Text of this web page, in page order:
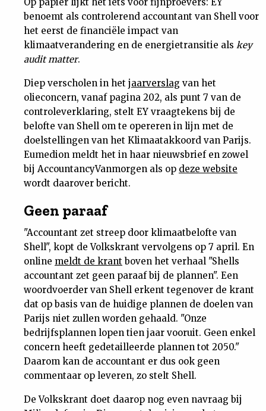
Tuchtrecht
Magazine
Podcast
Dossiers
Nieuwsbrief
Contact
benoemt als controlerend accountant van Shell voor
het eerst de financiële impact van
klimaatverandering en de energietransitie als key
audit matter.
Diep verscholen in het jaarverslag van het
olieconcern, vanaf pagina 202, als punt 7 van de
controleverklaring, stelt EY vraagtekens bij de
belofte van Shell om te opereren in lijn met de
doelstellingen van het Klimaatakkoord van Parijs.
Eumedion meldt het in haar nieuwsbrief en zowel
bij AccountancyVanmorgen als op deze website
wordt daarover bericht.
Geen paraaf
"Accountant zet streep door klimaatbelofte van
Shell", kopt de Volkskrant vervolgens op 7 april. En
online meldt de krant boven het verhaal "Shells
accountant zet geen paraaf bij de plannen". Een
woordvoerder van Shell erkent tegenover de krant
dat op basis van de huidige plannen de doelen van
Parijs niet zullen worden gehaald. "Onze
bedrijfsplannen lopen tien jaar vooruit. Geen enkel
concern heeft gedetailleerde plannen tot 2050."
Daarom kan de accountant er dus ook geen
commentaar op leveren, zo stelt Shell.
De Volkskrant doet daarop nog even navraag bij